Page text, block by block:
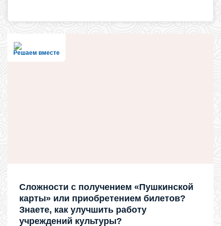
Решаем вместе
Сложности с получением «Пушкинской
карты» или приобретением билетов?
Знаете, как улучшить работу
учреждений культуры?